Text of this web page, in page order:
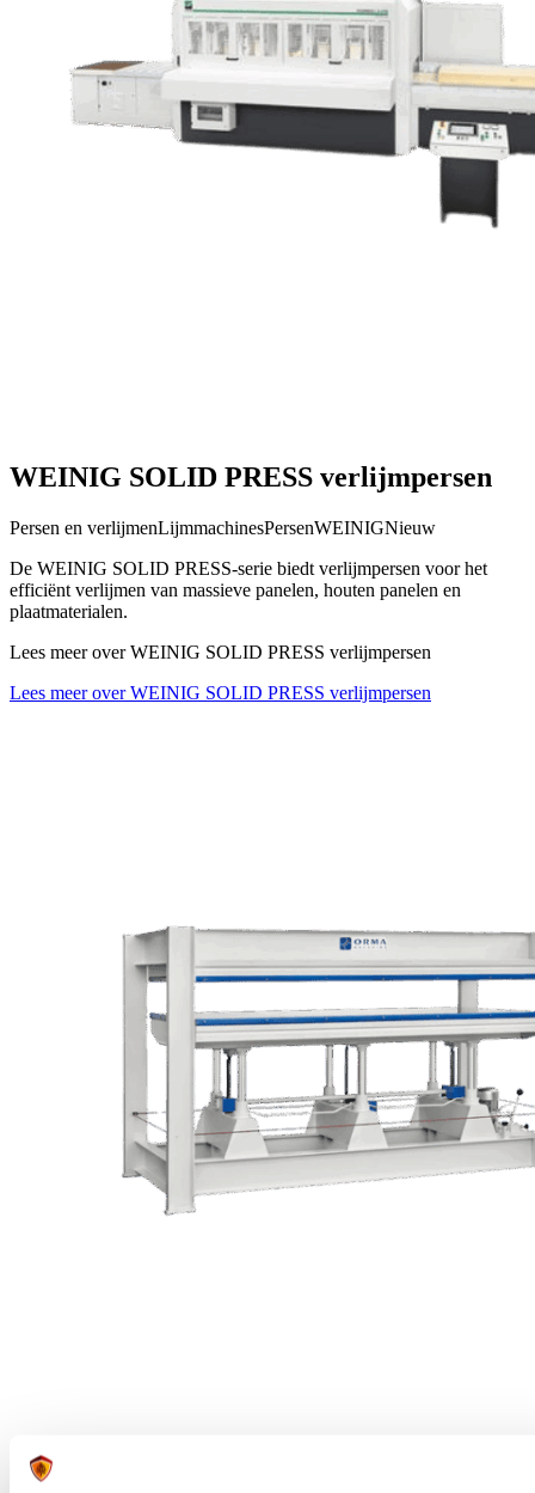
WEINIG SOLID PRESS verlijmpersen
Persen en verlijmenLijmmachinesPersenWEINIGNieuw
De WEINIG SOLID PRESS-serie biedt verlijmpersen voor het
efficiënt verlijmen van massieve panelen, houten panelen en
plaatmaterialen.
Lees meer over WEINIG SOLID PRESS verlijmpersen
Lees meer over WEINIG SOLID PRESS verlijmpersen
Orma S koude platenpers